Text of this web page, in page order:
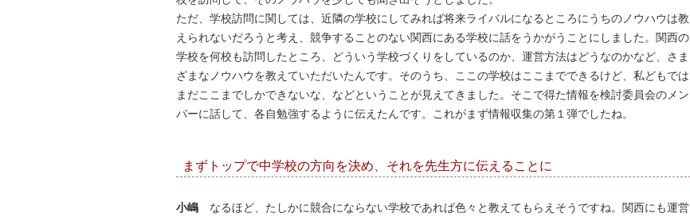
ただ、学校訪問に関しては、近隣の学校にしてみれば将来ライバルになるところにうちのノウハウは教
えられないだろうと考え、競争することのない関西にある学校に話をうかがうことにしました。関西の
学校を何校も訪問したところ、どういう学校づくりをしているのか、運営方法はどうなのかなど、さま
ざまなノウハウを教えていただいたんです。そのうち、ここの学校はここまでできるけど、私どもでは
まだここまでしかできないな、などということが見えてきました。そこで得た情報を検討委員会のメン
バーに話して、各自勉強するように伝えたんです。これがまず情報収集の第１弾でしたね。
まずトップで中学校の方向を決め、それを先生方に伝えることに
小嶋 なるほど、たしかに競合にならない学校であれば色々と教えてもらえそうですね。関西にも運営